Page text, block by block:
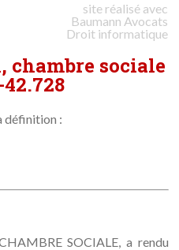
site réalisé avec
Baumann Avocats
Droit informatique
chambre sociale
définition :
SOCIALE, a rendu